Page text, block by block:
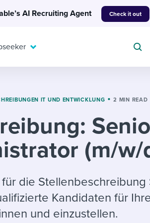
AI Recruiting Agent Check it out
Or browse by
A flexible workplace
means new ways of
working. Pick up tips
To hear from others:
EXPERT INSIGHTS
Get insights, guidance,
the know.
For your job search:
INTERVIEWS & ANSWERS
Typical interview
answers for each.
IT UND ENTWICKLUNG 2 MIN READ
(m/w/
die Stellenbeschreibung
Kandidaten für
und einzustellen.